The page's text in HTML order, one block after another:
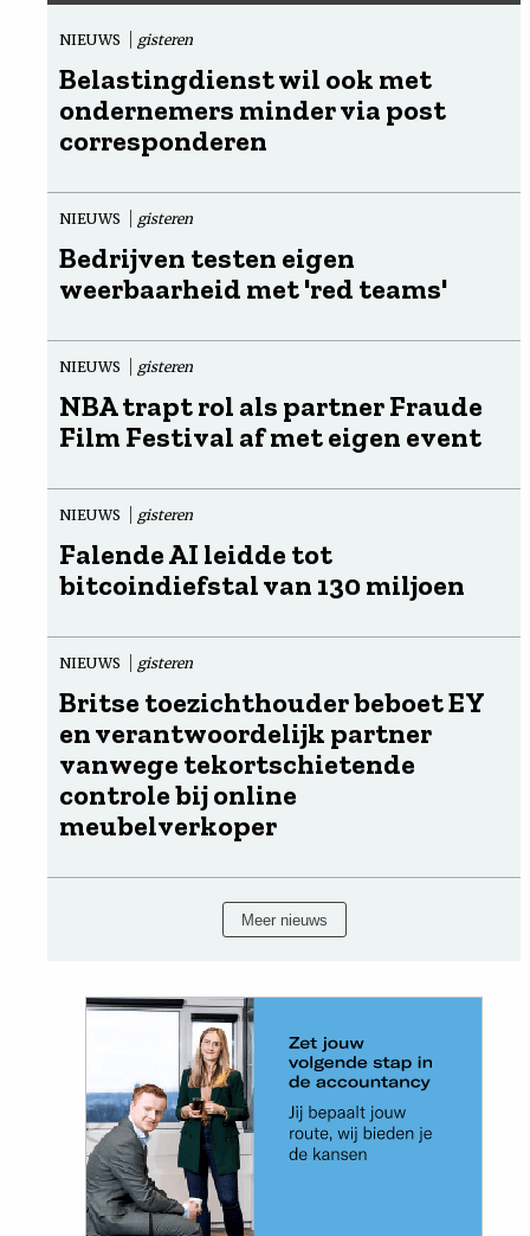
NIEUWS gisteren
Belastingdienst wil ook met
ondernemers minder via post
corresponderen
NIEUWS gisteren
Bedrijven testen eigen
weerbaarheid met 'red teams'
NIEUWS gisteren
NBA trapt rol als partner Fraude
Film Festival af met eigen event
NIEUWS gisteren
Falende AI leidde tot
bitcoindiefstal van 130 miljoen
NIEUWS gisteren
Britse toezichthouder beboet EY
en verantwoordelijk partner
vanwege tekortschietende
controle bij online
meubelverkoper
Meer nieuws